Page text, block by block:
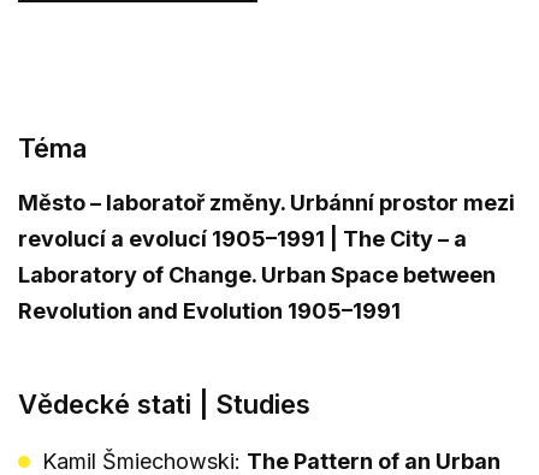
Téma
Město – laboratoř změny. Urbánní prostor mezi
revolucí a evolucí 1905–1991 | The City – a
Laboratory of Change. Urban Space between
Revolution and Evolution 1905–1991
Vědecké stati | Studies
Kamil Šmiechowski: The Pattern of an Urban